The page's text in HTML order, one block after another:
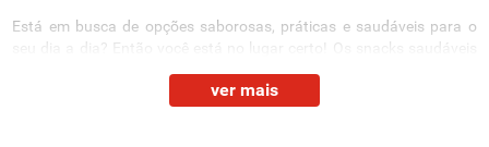
Está em busca de opções saborosas, práticas e saudáveis para o
seu dia a dia? Então você está no lugar certo! Os snacks saudáveis
um lanche rápido, nutritivo e delicioso. Nossa seleção foi pensada
ver mais